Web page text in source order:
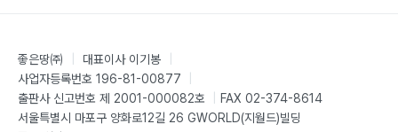
좋은땅㈜ 대표이사 이기봉
사업자등록번호 196-81-00877
출판사 신고번호 제 2001-000082호
FAX 02-374-8614
서울특별시 마포구 양화로12길 26 GWORLD(지월드)빌딩